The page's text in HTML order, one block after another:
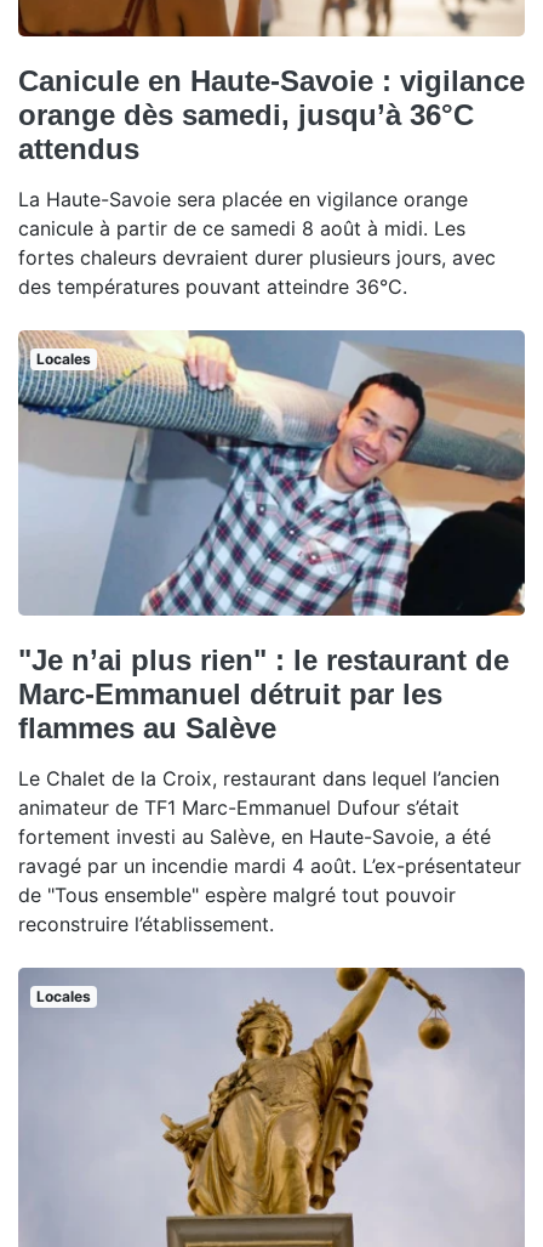
Canicule en Haute-Savoie : vigilance
orange dès samedi, jusqu’à 36°C
attendus
La Haute-Savoie sera placée en vigilance orange
canicule à partir de ce samedi 8 août à midi. Les
fortes chaleurs devraient durer plusieurs jours, avec
des températures pouvant atteindre 36°C.
Locales
"Je n’ai plus rien" : le restaurant de
Marc-Emmanuel détruit par les
flammes au Salève
Le Chalet de la Croix, restaurant dans lequel l’ancien
animateur de TF1 Marc-Emmanuel Dufour s’était
fortement investi au Salève, en Haute-Savoie, a été
ravagé par un incendie mardi 4 août. L’ex-présentateur
de "Tous ensemble" espère malgré tout pouvoir
reconstruire l’établissement.
Locales